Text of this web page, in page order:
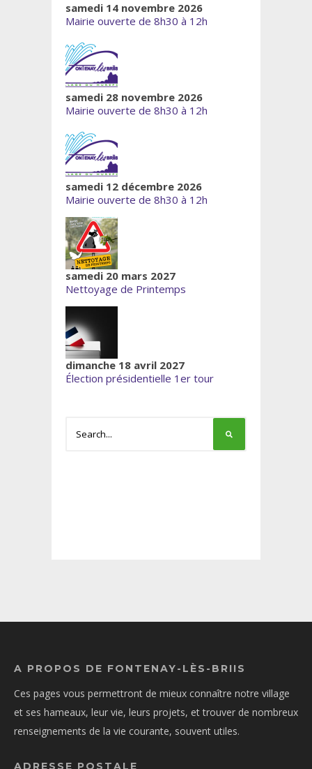
samedi 14 novembre 2026
Mairie ouverte de 8h30 à 12h
samedi 28 novembre 2026
Mairie ouverte de 8h30 à 12h
samedi 12 décembre 2026
Mairie ouverte de 8h30 à 12h
samedi 20 mars 2027
Nettoyage de Printemps
dimanche 18 avril 2027
Élection présidentielle 1er tour
A PROPOS DE FONTENAY-LÈS-BRIIS
Ces pages vous permettront de mieux connaître notre village
et ses hameaux, leur vie, leurs projets, et trouver de nombreux
renseignements de la vie courante, souvent utiles.
ADRESSE POSTALE